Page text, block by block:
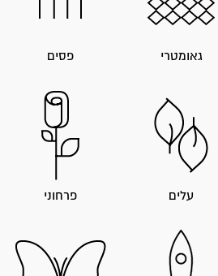
פסים גאומטרי
פרחוני עלים